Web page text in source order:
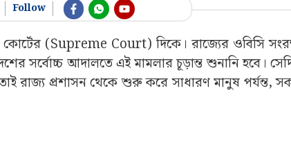
Follow
কোর্টের (Supreme Court) দিকে। রাজ্যের ওবিসি
সর্বোচ্চ আদালতে এই মামলার চূড়ান্ত শুনানি হবে।
রাজ্য প্রশাসন থেকে শুরু করে সাধারণ মানুষ পর্যন্ত,